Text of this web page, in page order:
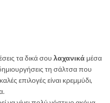
τα δικά σου λαχανικά μέσα
τη σάλτσα που
επιλογές είναι κρεμμύδι,